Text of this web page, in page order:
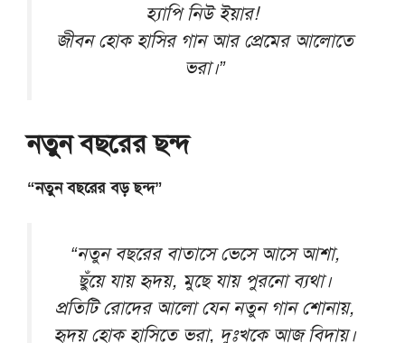
হ্যাপি নিউ ইয়ার!
জীবন হোক হাসির গান আর প্রেমের আলোতে
ভরা।”
নতুন বছরের ছন্দ
“নতুন বছরের বড় ছন্দ”
“নতুন বছরের বাতাসে ভেসে আসে আশা,
ছুঁয়ে যায় হৃদয়, মুছে যায় পুরনো ব্যথা।
প্রতিটি রোদের আলো যেন নতুন গান শোনায়,
হৃদয় হোক হাসিতে ভরা, দুঃখকে আজ বিদায়।